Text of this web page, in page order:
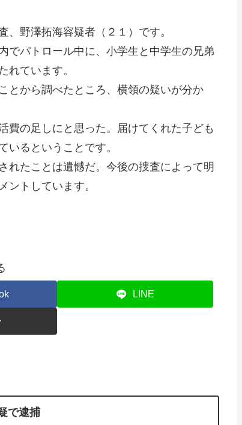
野澤拓海容疑者（２１）です。
パトロール中に、小学生と中学生の兄弟
れています。
とから調べたところ、横領の疑いが分か
の足しにと思った。届けてくれた子ども
いるということです。
たことは遺憾だ。今後の捜査によって明
ントしています。
LINE
で逮捕